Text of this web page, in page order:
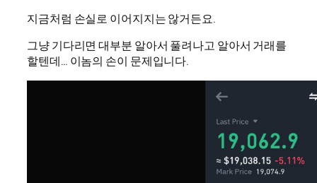
지금처럼 손실로 이어지지는 않거든요.
그냥 기다리면 대부분 알아서 풀려나고 알아서 거래를
할텐데… 이놈의 손이 문제입니다.